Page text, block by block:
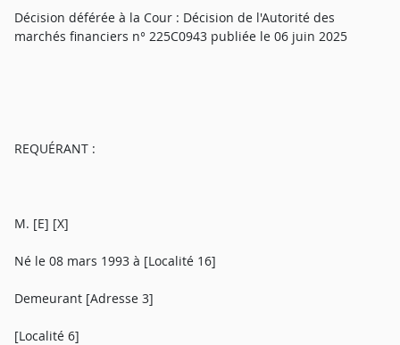
Décision déférée à la Cour : Décision de l'Autorité des
marchés financiers n° 225C0943 publiée le 06 juin 2025
REQUÉRANT :
M. [E] [X]
Né le 08 mars 1993 à [Localité 16]
Demeurant [Adresse 3]
[Localité 6]